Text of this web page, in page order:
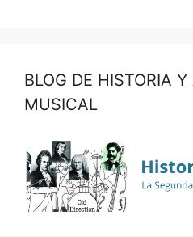
BLOG DE HISTORIA
MUSICAL